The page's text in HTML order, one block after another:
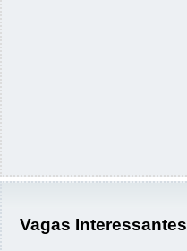
Vagas Interessantes